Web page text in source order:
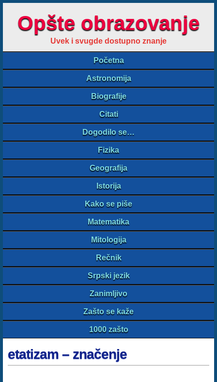
Opšte obrazovanje
Uvek i svugde dostupno znanje
Početna
Astronomija
Biografije
Citati
Dogodilo se…
Fizika
Geografija
Istorija
Kako se piše
Matematika
Mitologija
Rečnik
Srpski jezik
Zanimljivo
Zašto se kaže
1000 zašto
etatizam – značenje